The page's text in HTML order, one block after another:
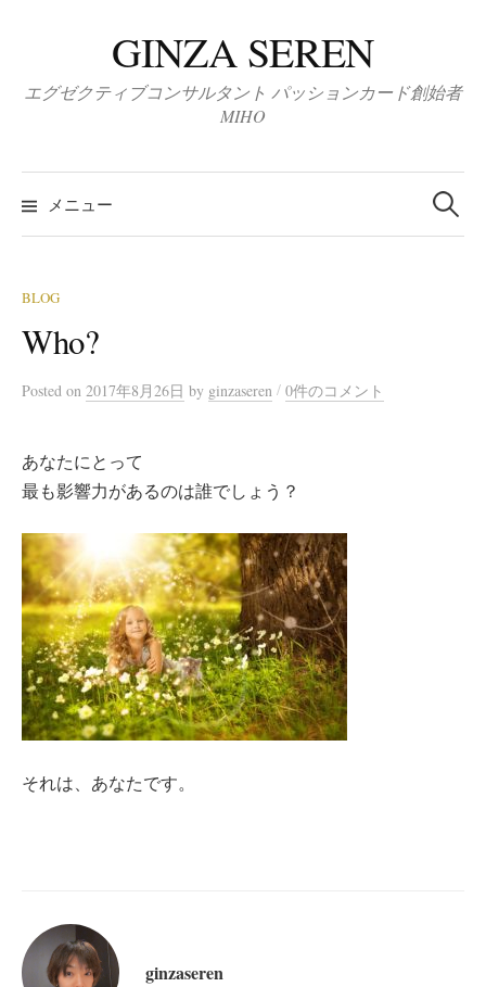
ン
キ
GINZA SEREN
エグゼクティブコンサルタント パッションカード創始者
MIHO
メニュー
検
索:
BLOG
Who?
Posted on 2017年8月26日 by ginzaseren / 0件のコメント
あなたにとって
最も影響力があるのは誰でしょう？
それは、あなたです。
ginzaseren